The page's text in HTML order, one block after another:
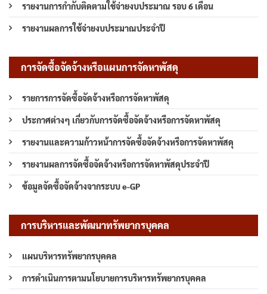
รายงานการกำกับติดตามใช้จ่ายงบประมาณ รอบ 6 เดือน
รายงานผลการใช้จ่ายงบประมาณประจำปี
การจัดซื้อจัดจ้างหรือแผนการจัดหาพัสดุ
รายการการจัดซื้อจัดจ้างหรือการจัดหาพัสดุ
ประกาศต่างๆ เกี่ยวกับการจัดซื้อจัดจ้างหรือการจัดหาพัสดุ
รายงานและความก้าวหน้าการจัดซื้อจัดจ้างหรือการจัดหาพัสดุ
รายงานผลการจัดซื้อจัดจ้างหรือการจัดหาพัสดุประจำปี
ข้อมูลจัดซื้อจัดจ้างจากระบบ e-GP
การบริหารและพัฒนาทรัพยากรบุคคล
แผนบริหารทรัพยากรบุคคล
การดำเนินการตามนโยบายการบริหารทรัพยากรบุคคล